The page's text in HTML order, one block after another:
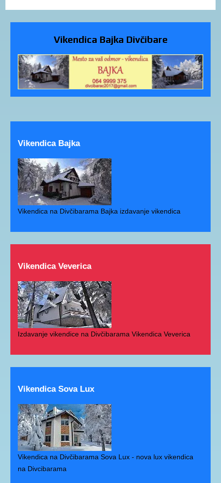
Vikendica Bajka Divčibare
Vikendica Bajka
Vikendica na Divčibarama Bajka izdavanje vikendica
Vikendica Veverica
Izdavanje vikendice na Divčibarama Vikendica Veverica
Vikendica Sova Lux
Vikendica na Divčibarama Sova Lux - nova lux vikendica
na Divcibarama